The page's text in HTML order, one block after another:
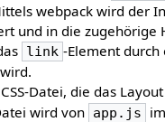
webpack wird der
und in die zugehörige
link -Element durch
Datei, die das
wird von app.js